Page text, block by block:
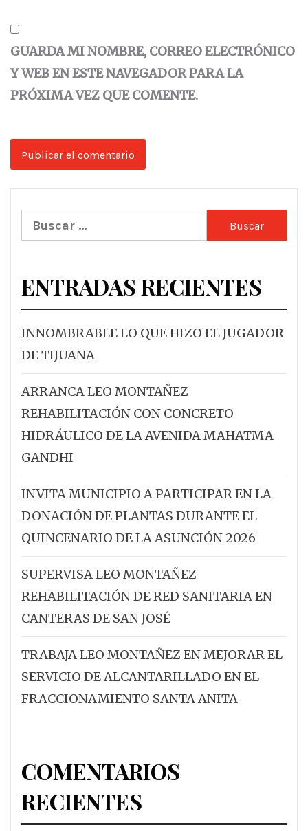
GUARDA MI NOMBRE, CORREO ELECTRÓNICO
Y WEB EN ESTE NAVEGADOR PARA LA
PRÓXIMA VEZ QUE COMENTE.
Buscar:
ENTRADAS RECIENTES
INNOMBRABLE LO QUE HIZO EL JUGADOR
DE TIJUANA
ARRANCA LEO MONTAÑEZ
REHABILITACIÓN CON CONCRETO
HIDRÁULICO DE LA AVENIDA MAHATMA
GANDHI
INVITA MUNICIPIO A PARTICIPAR EN LA
DONACIÓN DE PLANTAS DURANTE EL
QUINCENARIO DE LA ASUNCIÓN 2026
SUPERVISA LEO MONTAÑEZ
REHABILITACIÓN DE RED SANITARIA EN
CANTERAS DE SAN JOSÉ
TRABAJA LEO MONTAÑEZ EN MEJORAR EL
SERVICIO DE ALCANTARILLADO EN EL
FRACCIONAMIENTO SANTA ANITA
COMENTARIOS
RECIENTES